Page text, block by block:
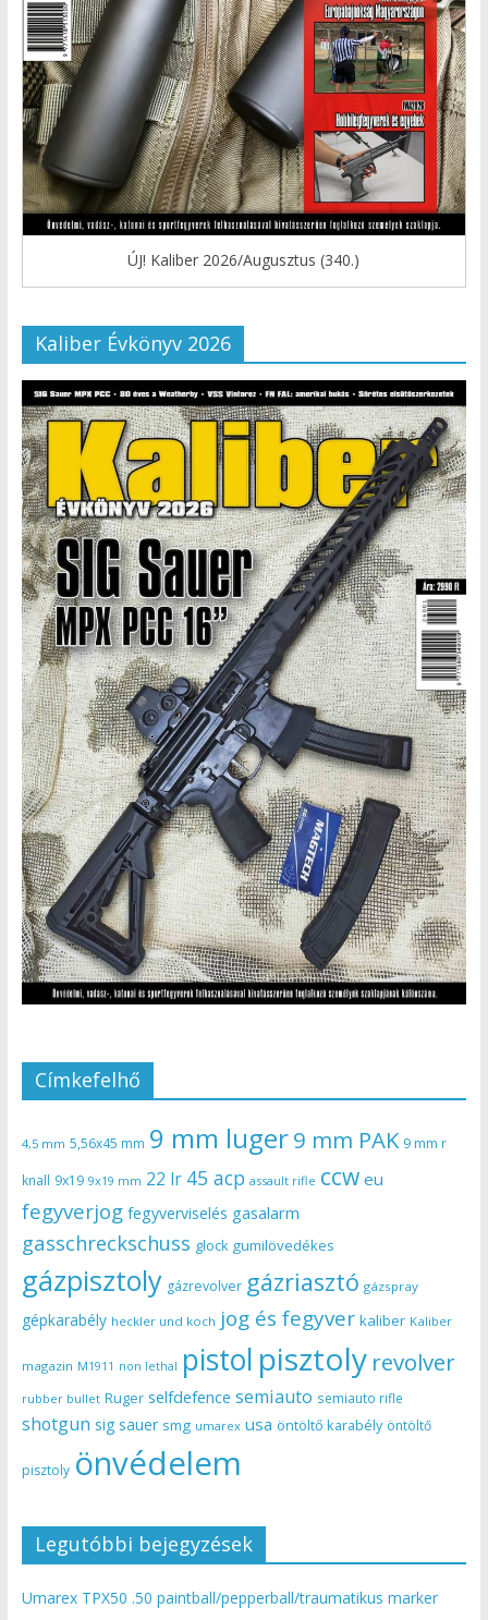
ÚJ! Kaliber 2026/Augusztus (340.)
Kaliber Évkönyv 2026
Címkefelhő
4,5 mm 5,56x45 mm 9 mm luger9 mm PAK 9 mm r
knall 9x19 9x19 mm 22 lr 45 acp assault rifle ccw eu
fegyverjog fegyverviselés gasalarm
gasschreckschuss glock gumilövedékes
gázpisztoly gázrevolver gázriasztó gázspray
gépkarabély heckler und koch jog és fegyver kaliber Kaliber
magazin M1911 non lethal pistol pisztoly revolver
rubber bullet Ruger selfdefence semiauto semiauto rifle
shotgun sig sauer smg umarex usa öntöltő karabély öntöltő
pisztoly önvédelem
Legutóbbi bejegyzések
Umarex TPX50 .50 paintball/pepperball/traumatikus marker